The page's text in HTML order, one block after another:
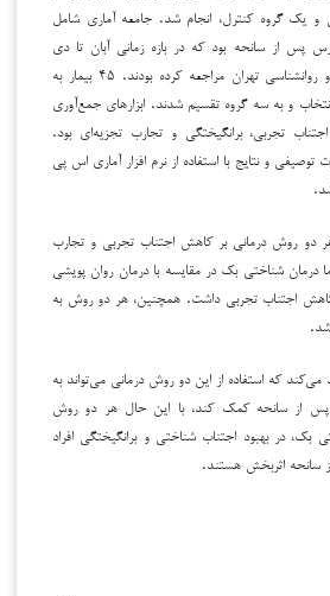
و یک گروه کنترل، انجام شد. جامعه آماری شامل
پس از سانحه بود که در بازه زمانی آبان تا دی
۱۴۰۱ به مراکز روانپزشکی و روانشناسی تهران مراجعه کرده بودند. ۴۵ بیمار به
و به سه گروه تقسیم شدند. ابزارهای جمع‌آوری
تجربی، برانگیختگی و تجارب تجزیه‌ای بود.
و نتایج با استفاده از نرم افزار آماری اس پی
دو روش درمانی بر کاهش اجتناب تجربی و تجارب
درمان شناختی بک در مقایسه با درمان روان پویشی
کاهش اجتناب تجربی داشت. همچنین، هر دو روش به
شد.
که استفاده از این دو روش درمانی می‌تواند به
پس از سانحه کمک کند، با این حال هر دو روش
بک، در بهبود اجتناب شناختی و برانگیختگی افراد
سانحه اثربخش هستند.